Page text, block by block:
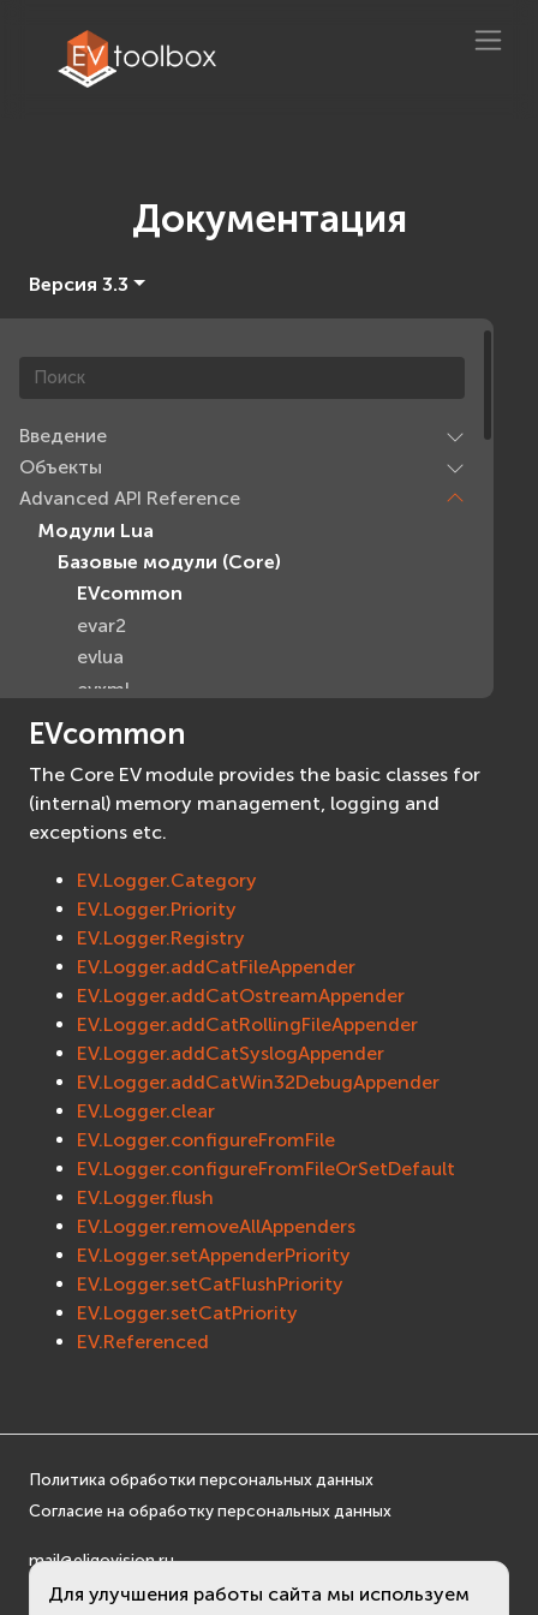
Документация
Версия 3.3
Введение
Объекты
Advanced API Reference
Модули Lua
Базовые модули (Core)
EVcommon
evar2
evlua
evxml
Граф Сцены (Scene Graph)
EVosgAV
EVosgAnimation
EVosgHMD
EVosgShadow
EVosgText
EVosgUtil
EVosgViewer
osgAnimation
osgDB
osgGA
osgParticle
osgShadow
osgText
osgUtil
osgViewer
Фаиловая система (File System)
EVcommon
The Core EV module provides the basic classes for
(internal) memory management, logging and
exceptions etc.
EV.Logger.Category
EV.Logger.Priority
EV.Logger.Registry
EV.Logger.addCatFileAppender
EV.Logger.addCatOstreamAppender
EV.Logger.addCatRollingFileAppender
EV.Logger.addCatSyslogAppender
EV.Logger.addCatWin32DebugAppender
EV.Logger.clear
EV.Logger.configureFromFile
EV.Logger.configureFromFileOrSetDefault
EV.Logger.flush
EV.Logger.removeAllAppenders
EV.Logger.setAppenderPriority
EV.Logger.setCatFlushPriority
EV.Logger.setCatPriority
EV.Referenced
Политика обработки персональных данных
Согласие на обработку персональных данных
mail@eligovision.ru
+7 (495) 740 08 16
Для улучшения работы сайта мы используем